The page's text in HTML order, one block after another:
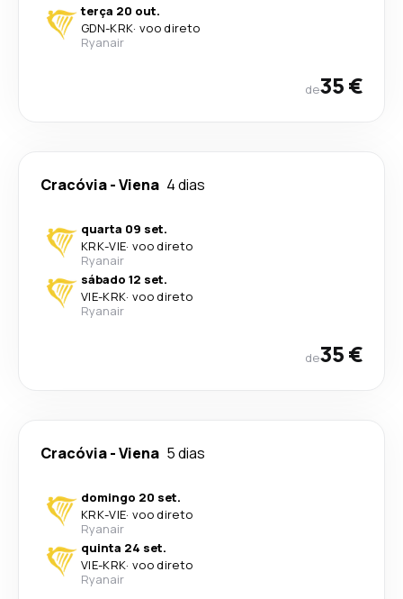
terça 20 out.
GDN-KRK· voo direto
Ryanair
de35 €
Cracóvia-Viena 4 dias
quarta 09 set.
KRK-VIE· voo direto
Ryanair
sábado 12 set.
VIE-KRK· voo direto
Ryanair
de35 €
Cracóvia-Viena 5 dias
domingo 20 set.
KRK-VIE· voo direto
Ryanair
quinta 24 set.
VIE-KRK· voo direto
Ryanair